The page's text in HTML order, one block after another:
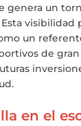
genera un
visibilidad
un
de
en el